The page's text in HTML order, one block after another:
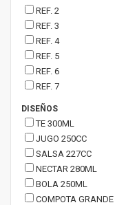
REF. 2
REF. 3
REF. 4
REF. 5
REF. 6
REF. 7
DISEÑOS
TE 300ML
JUGO 250CC
SALSA 227CC
NECTAR 280ML
BOLA 250ML
COMPOTA